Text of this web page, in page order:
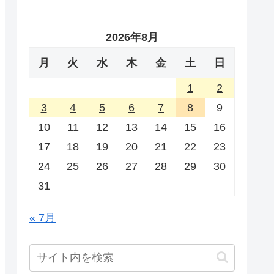
2026年8月
月 火 水 木 金 土 日
1
2
3
4 5 6 7 8
9
10
11 12 13 14 15
16
17
18 19 20 21 22
23
24
25 26 27 28 29
30
31
« 7月